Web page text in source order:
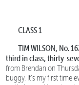
CLASS 1
TIM WILSON, No.
third in class, thirty-
from Brendan on
buggy. It's my first time